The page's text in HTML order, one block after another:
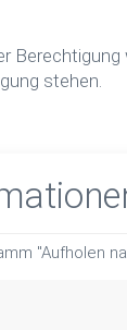
stehen.
"Aufholen